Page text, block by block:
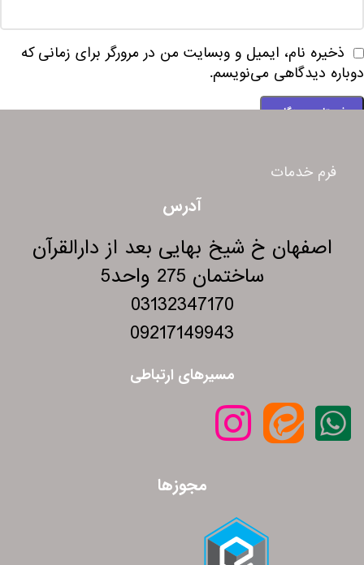
ذخیره نام، ایمیل و وبسایت من در مرورگر برای زمانی که
دوباره دیدگاهی می‌نویسم.
فرم خدمات
آدرس
اصفهان خ شیخ بهایی بعد از دارالقرآن
ساختمان 275 واحد5
03132347170
09217149943
مسیرهای ارتباطی
مجوزها